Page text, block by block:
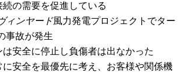
続の需要を促進している
ィンヤード風力発電プロジェクトでター
事故が発生
は安全に停止し負傷者は出なかった
に安全を最優先に考え、お客様や関係機